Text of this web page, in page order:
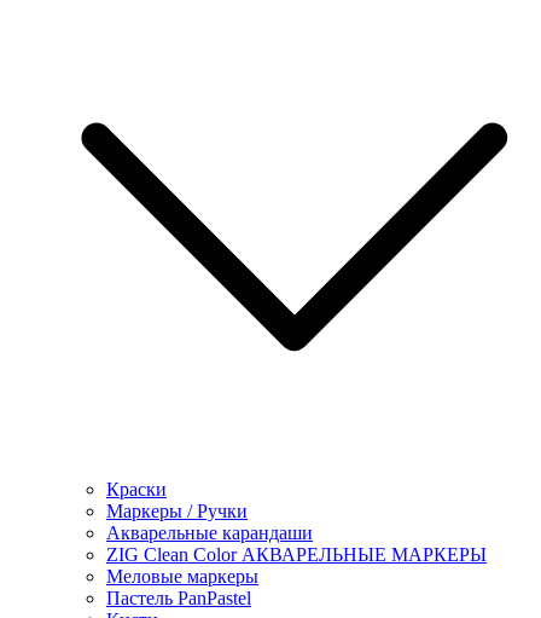
Краски
Маркеры / Ручки
Акварельные карандаши
ZIG Clean Color АКВАРЕЛЬНЫЕ МАРКЕРЫ
Меловые маркеры
Пастель PanPastel